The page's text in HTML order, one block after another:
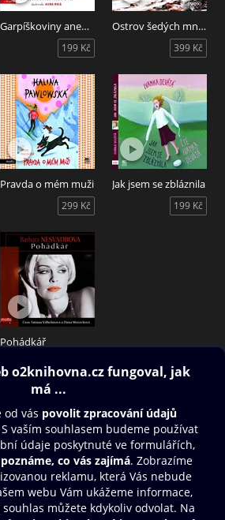
Garpíškoviny aneb Bibi a čtyři kočky
199 Kč
Ostrov šedých mnichů
399 Kč
Pravda o mém muži
299 Kč
Jak jsem se zbláznila
199 Kč
Pohádkář